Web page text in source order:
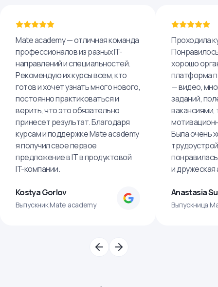
Mate academy — отличная команда
профессионалов из разных IT-
направлений и специальностей.
Рекомендую их курсы всем, кто
готов и хочет узнать много нового,
постоянно практиковаться и
верить, что это обязательно
принесет результат. Благодаря
курсам и поддержке Mate academy
я получил свое первое
предложение в IT в продуктовой
IT-компании.
Kostya Gorlov
Выпускник Mate academy
Проходила
хорошо
платформа
— видео,
заданий,
вакансиями,
Была очень
и
Anastasia
Выпускница